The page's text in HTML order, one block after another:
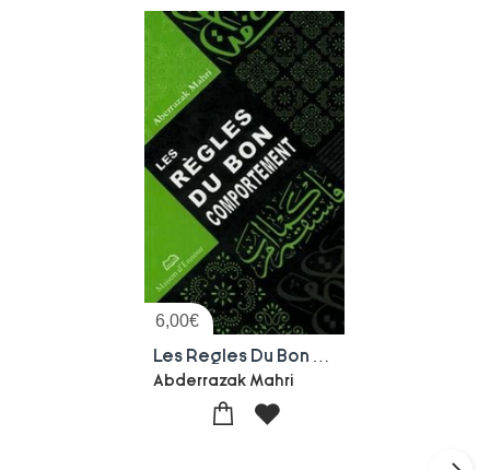
6,00€
Abderrazak Mahri